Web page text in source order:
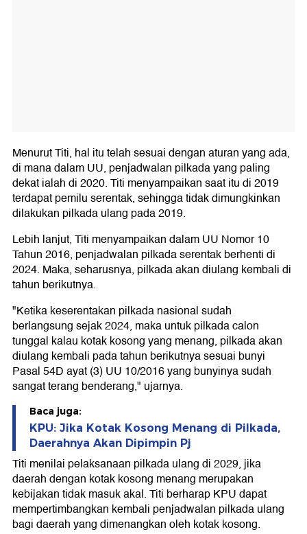
Menurut Titi, hal itu telah sesuai dengan aturan yang ada,
di mana dalam UU, penjadwalan pilkada yang paling
dekat ialah di 2020. Titi menyampaikan saat itu di 2019
terdapat pemilu serentak, sehingga tidak dimungkinkan
dilakukan pilkada ulang pada 2019.
Lebih lanjut, Titi menyampaikan dalam UU Nomor 10
Tahun 2016, penjadwalan pilkada serentak berhenti di
2024. Maka, seharusnya, pilkada akan diulang kembali di
tahun berikutnya.
"Ketika keserentakan pilkada nasional sudah
berlangsung sejak 2024, maka untuk pilkada calon
tunggal kalau kotak kosong yang menang, pilkada akan
diulang kembali pada tahun berikutnya sesuai bunyi
Pasal 54D ayat (3) UU 10/2016 yang bunyinya sudah
sangat terang benderang," ujarnya.
Baca juga:
KPU: Jika Kotak Kosong Menang di Pilkada,
Daerahnya Akan Dipimpin Pj
Titi menilai pelaksanaan pilkada ulang di 2029, jika
daerah dengan kotak kosong menang merupakan
kebijakan tidak masuk akal. Titi berharap KPU dapat
mempertimbangkan kembali penjadwalan pilkada ulang
bagi daerah yang dimenangkan oleh kotak kosong.